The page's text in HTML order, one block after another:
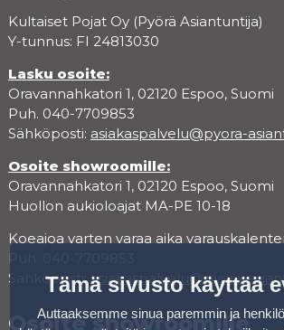
Kultaiset Pojat Oy (Pyörä Asiantuntija)
Y-tunnus: FI 24813030
Lasku osoite:
Oravannahkatori 1, 02120 Espoo, Suomi
Puh. 040-7709853
Sähköposti: asiakaspalvelu@pyora-
Osoite showroomille:
Oravannahkatori 1, 02120 Espoo, Suomi
Huollon aukioloajat MA-PE 10-18
Koeajoa varten varaa aika
Sähköposti:asiakaspalvelu@pyora-
Osoite showroomille
Tämä sivusto käyttää
Auttaaksemme sinua paremmin ja